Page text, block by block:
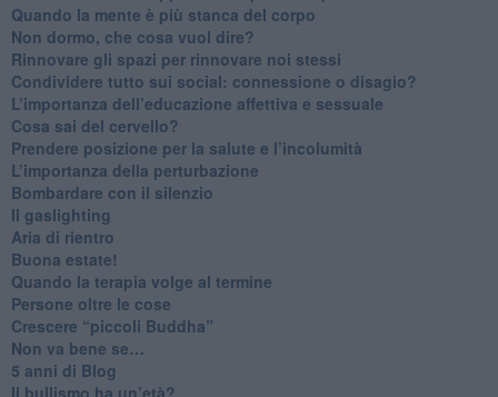
​Quando la mente è più stanca del corpo
Non dormo, che cosa vuol dire?
​Rinnovare gli spazi per rinnovare noi stessi
​Condividere tutto sui social: connessione o disagio?
​L’importanza dell’educazione affettiva e sessuale
​Cosa sai del cervello?
Prendere posizione per la salute e l’incolumità
L’importanza della perturbazione
​Bombardare con il silenzio
Il gaslighting
Aria di rientro
Buona estate!
​Quando la terapia volge al termine
​Persone oltre le cose
​Crescere “piccoli Buddha”
Non va bene se…
​5 anni di Blog
​Il bullismo ha un’età?